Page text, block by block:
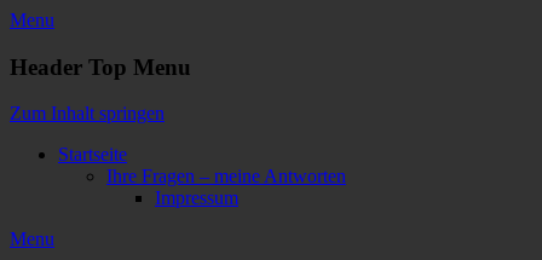
Menu
Header Top Menu
Zum Inhalt springen
Startseite
Ihre Fragen – meine Antworten
Impressum
Menu